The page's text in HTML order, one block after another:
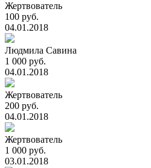
Жертвователь
100 руб.
04.01.2018
Людмила Савина
1 000 руб.
04.01.2018
Жертвователь
200 руб.
04.01.2018
Жертвователь
1 000 руб.
03.01.2018